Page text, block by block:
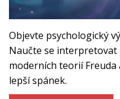
Objevte psychologický
Naučte se interpretovat
moderních teorií Freuda
lepší spánek.